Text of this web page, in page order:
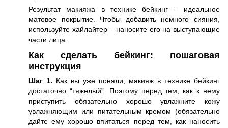
Результат макияжа в технике бейкинг – идеальное
матовое покрытие. Чтобы добавить немного сияния,
используйте хайлайтер – наносите его на выступающие
части лица.
Как сделать бейкинг: пошаговая
инструкция
Шаг 1. Как вы уже поняли, макияж в технике бейкинг
достаточно “тяжелый”. Поэтому перед тем, как к нему
приступить обязательно хорошо увлажните кожу
увлажняющим или питательным кремом (обязательно
дайте ему хорошо впитаться перед тем, как наносить